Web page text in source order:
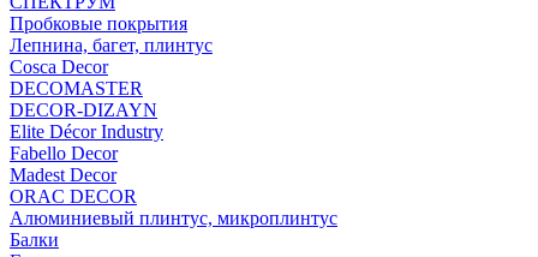
Пробковые покрытия
Лепнина, багет, плинтус
Cosca Decor
DECOMASTER
DECOR-DIZAYN
Elite Décor Industry
Fabello Decor
Madest Decor
ORAC DECOR
Алюминиевый плинтус, микроплинтус
Балки